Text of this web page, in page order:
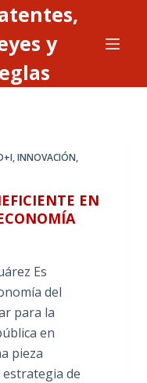
y
,INNOVACIÓN,
EN
Es
del
para la
en
pieza
de